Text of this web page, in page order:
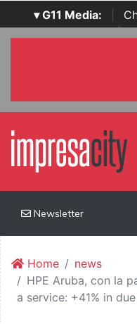
▾ G11 Media:
SecurityOpenLab |
Newsletter
Home
news
HPE Aruba, con la
a service: +41% in